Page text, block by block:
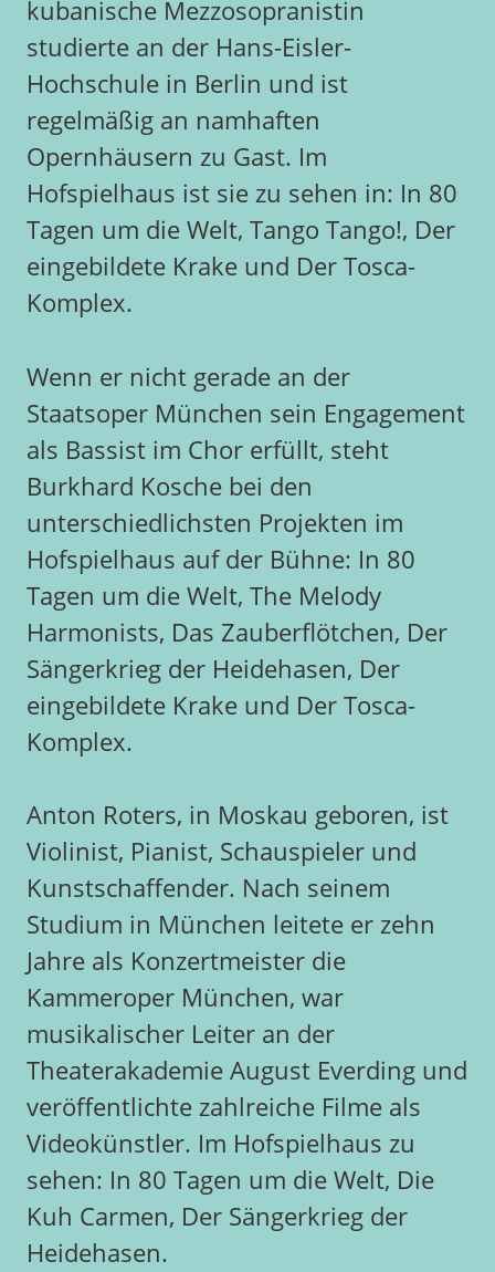
kubanische Mezzosopranistin
studierte an der Hans-Eisler-
Hochschule in Berlin und ist
regelmäßig an namhaften
Opernhäusern zu Gast. Im
Hofspielhaus ist sie zu sehen in: In 80
Tagen um die Welt, Tango Tango!, Der
eingebildete Krake und Der Tosca-
Komplex.
Wenn er nicht gerade an der
Staatsoper München sein Engagement
als Bassist im Chor erfüllt, steht
Burkhard Kosche bei den
unterschiedlichsten Projekten im
Hofspielhaus auf der Bühne: In 80
Tagen um die Welt, The Melody
Harmonists, Das Zauberflötchen, Der
Sängerkrieg der Heidehasen, Der
eingebildete Krake und Der Tosca-
Komplex.
Anton Roters, in Moskau geboren, ist
Violinist, Pianist, Schauspieler und
Kunstschaffender. Nach seinem
Studium in München leitete er zehn
Jahre als Konzertmeister die
Kammeroper München, war
musikalischer Leiter an der
Theaterakademie August Everding und
veröffentlichte zahlreiche Filme als
Videokünstler. Im Hofspielhaus zu
sehen: In 80 Tagen um die Welt, Die
Kuh Carmen, Der Sängerkrieg der
Heidehasen.